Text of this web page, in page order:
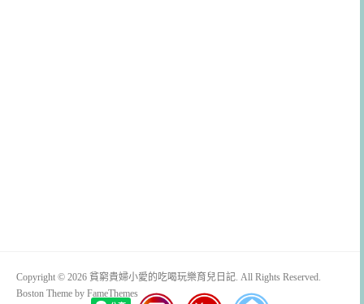
Copyright © 2026 貧窮貴婦小愛的吃喝玩樂育兒日記. All Rights Reserved.
Boston Theme by FameThemes